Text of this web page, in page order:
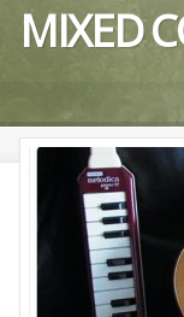
MIXED